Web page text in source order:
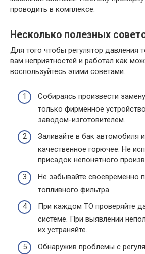
проводить в комплексе.
Несколько полезных
Для того чтобы регулятор давления
вам неприятностей и работал как
воспользуйтесь этими советами.
Собираясь произвести
только фирменное
заводом-изготовителем.
Заливайте в бак автомобиля
качественное горючее. Не
присадок непонятного
Не забывайте своевременно
топливного фильтра.
При каждом ТО проверяйте
системе. При выявлении
их устраняйте.
Обнаружив проблемы с